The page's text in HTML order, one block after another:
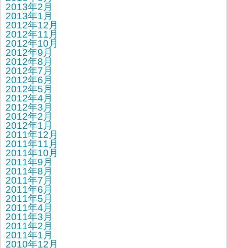
2013年2月
2013年1月
2012年12月
2012年11月
2012年10月
2012年9月
2012年8月
2012年7月
2012年6月
2012年5月
2012年4月
2012年3月
2012年2月
2012年1月
2011年12月
2011年11月
2011年10月
2011年9月
2011年8月
2011年7月
2011年6月
2011年5月
2011年4月
2011年3月
2011年2月
2011年1月
2010年12月